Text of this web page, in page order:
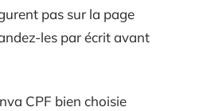
pas sur la page
les par écrit avant
CPF bien choisie